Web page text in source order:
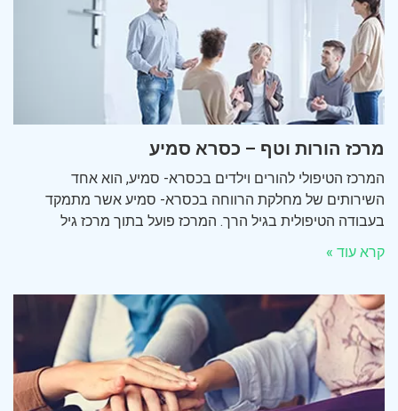
מרכז הורות וטף – כסרא סמיע
המרכז הטיפולי להורים וילדים בכסרא- סמיע, הוא אחד
השירותים של מחלקת הרווחה בכסרא- סמיע אשר מתמקד
בעבודה הטיפולית בגיל הרך. המרכז פועל בתוך מרכז גיל
קרא עוד »